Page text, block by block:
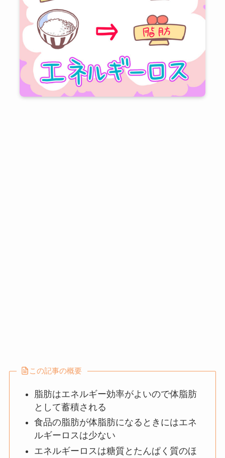
この記事の概要
脂肪はエネルギー効率がよいので体脂肪
として蓄積される
食品の脂肪が体脂肪になるときにはエネ
ルギーロスは少ない
エネルギーロスは糖質とたんぱく質のほ